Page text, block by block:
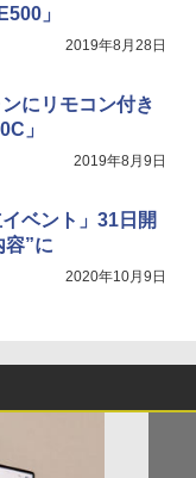
」
2019年8月28日
にリモコン付き
」
2019年8月9日
ベント」31日開
容”に
2020年10月9日